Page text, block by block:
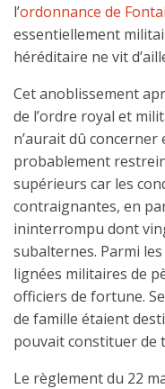
l’ordonnance de
essentiellement
héréditaire ne vit
Cet anoblissement
de l’ordre royal et
n’aurait dû concerner
probablement
supérieurs car les
contraignantes, en
ininterrompu dont
subalternes. Parmi
lignées militaires de
officiers de fortune.
de famille étaient
pouvait constituer de
Le règlement du 22